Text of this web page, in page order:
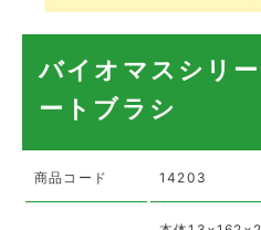
バイオマスシリ
ートブラシ
商品コード 14203